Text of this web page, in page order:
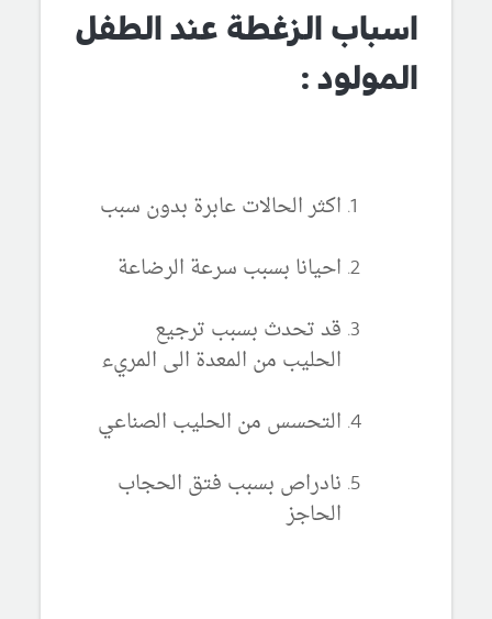
اسباب الزغطة عند الطفل
المولود :
اكثر الحالات عابرة بدون سبب
احيانا بسبب سرعة الرضاعة
قد تحدث بسبب ترجيع
الحليب من المعدة الى المريء
التحسس من الحليب الصناعي
نادراص بسبب فتق الحجاب
الحاجز